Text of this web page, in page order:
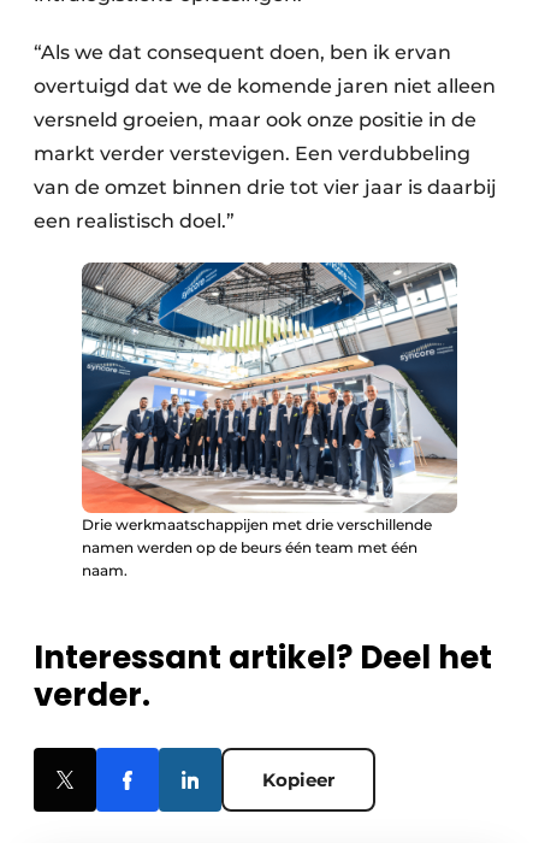
“Als we dat consequent doen, ben ik ervan
overtuigd dat we de komende jaren niet alleen
versneld groeien, maar ook onze positie in de
markt verder verstevigen. Een verdubbeling
van de omzet binnen drie tot vier jaar is daarbij
een realistisch doel.”
Drie werkmaatschappijen met drie verschillende
namen werden op de beurs één team met één
naam.
Interessant artikel? Deel het
verder.
Kopieer